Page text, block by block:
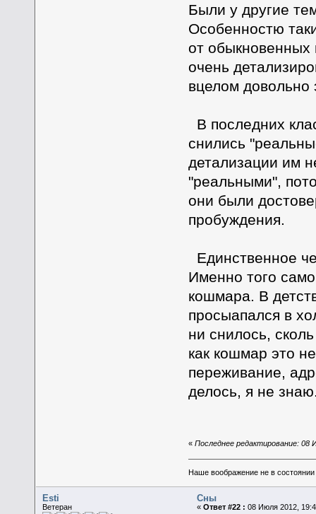
Были у другие
Особенностю
от обыкновенных
очень
вцелом довольно
В последних
снились
детализации им
"реальными",
они были
пробуждения.
Единственное
Именно того
кошмара. В
просыапался в
ни снилось,
как кошмар это
переживание,
делось, я не
« Последнее редактирование: 08
Наше воображение не в состоянии
Esti
Ветеран
Сны
«Ответ #22 : 08 Июля 2012,